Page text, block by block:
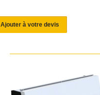
Ajouter à votre devis